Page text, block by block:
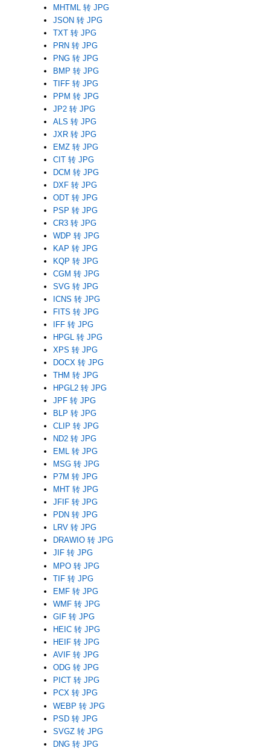
MHTML 转 JPG
JSON 转 JPG
TXT 转 JPG
PRN 转 JPG
PNG 转 JPG
BMP 转 JPG
TIFF 转 JPG
PPM 转 JPG
JP2 转 JPG
ALS 转 JPG
JXR 转 JPG
EMZ 转 JPG
CIT 转 JPG
DCM 转 JPG
DXF 转 JPG
ODT 转 JPG
PSP 转 JPG
CR3 转 JPG
WDP 转 JPG
KAP 转 JPG
KQP 转 JPG
CGM 转 JPG
SVG 转 JPG
ICNS 转 JPG
FITS 转 JPG
IFF 转 JPG
HPGL 转 JPG
XPS 转 JPG
DOCX 转 JPG
THM 转 JPG
HPGL2 转 JPG
JPF 转 JPG
BLP 转 JPG
CLIP 转 JPG
ND2 转 JPG
EML 转 JPG
MSG 转 JPG
P7M 转 JPG
MHT 转 JPG
JFIF 转 JPG
PDN 转 JPG
LRV 转 JPG
DRAWIO 转 JPG
JIF 转 JPG
MPO 转 JPG
TIF 转 JPG
EMF 转 JPG
WMF 转 JPG
GIF 转 JPG
HEIC 转 JPG
HEIF 转 JPG
AVIF 转 JPG
ODG 转 JPG
PICT 转 JPG
PCX 转 JPG
WEBP 转 JPG
PSD 转 JPG
SVGZ 转 JPG
DNG 转 JPG